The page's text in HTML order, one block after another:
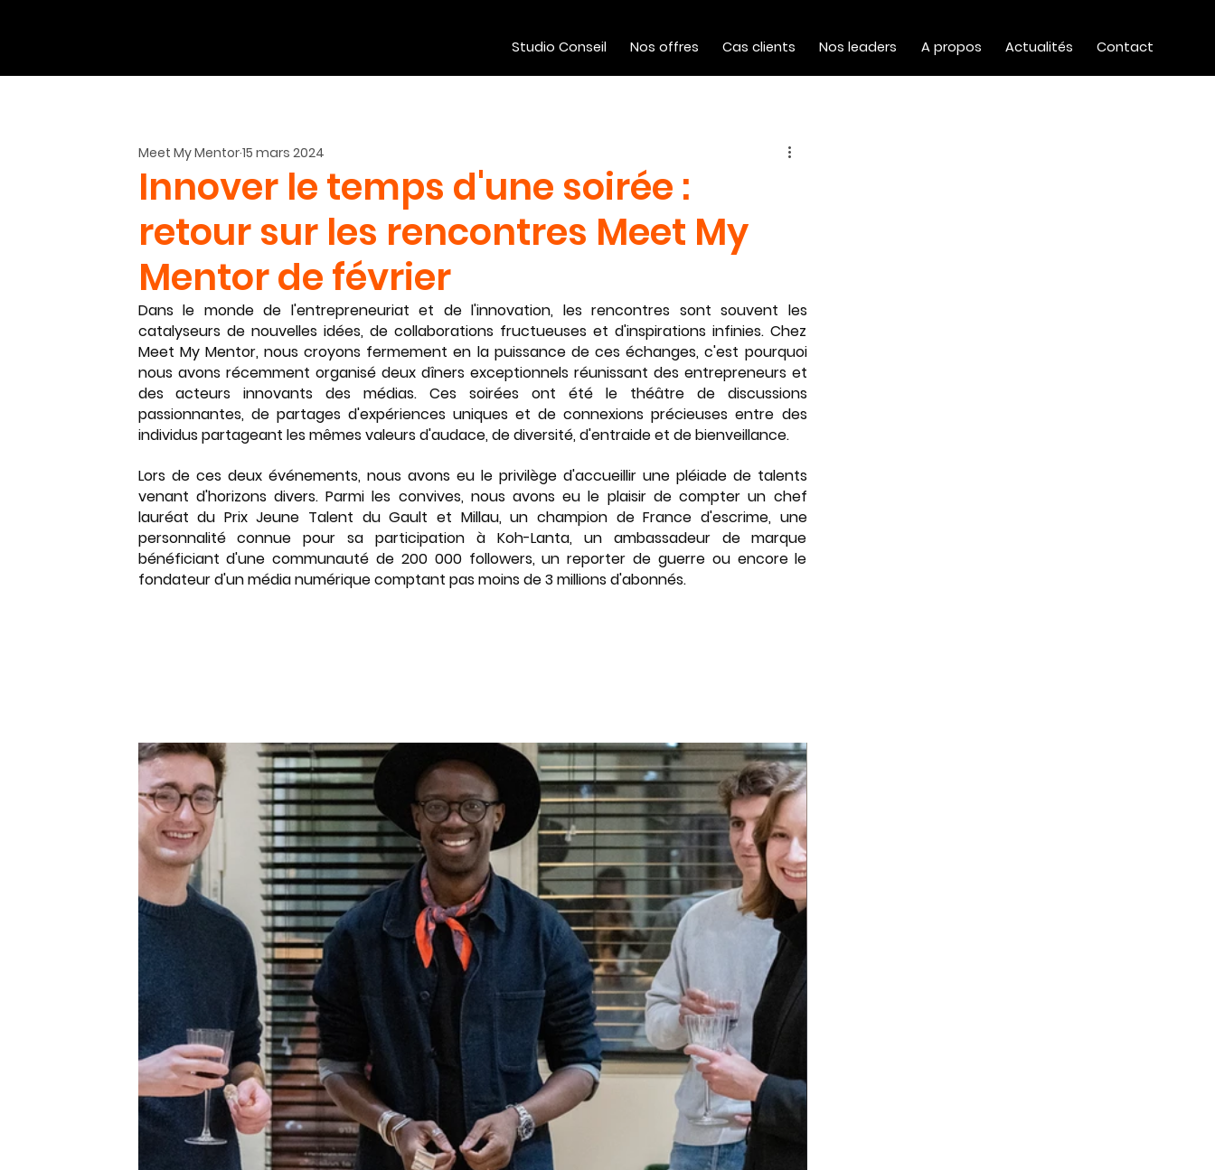
Studio Conseil Nos offres Cas clients Nos leaders A propos Actualités Contact
Innover le temps d'une soirée :
retour sur les rencontres Meet My
Mentor de février
Meet My Mentor15 mars 2024
Dans le monde de l'entrepreneuriat et de l'innovation, les rencontres sont souvent les
catalyseurs de nouvelles idées, de collaborations fructueuses et d'inspirations infinies. Chez
Meet My Mentor, nous croyons fermement en la puissance de ces échanges, c'est pourquoi
nous avons récemment organisé deux dîners exceptionnels réunissant des entrepreneurs et
des acteurs innovants des médias. Ces soirées ont été le théâtre de discussions
passionnantes, de partages d'expériences uniques et de connexions précieuses entre des
individus partageant les mêmes valeurs d'audace, de diversité, d'entraide et de bienveillance.
Lors de ces deux événements, nous avons eu le privilège d'accueillir une pléiade de talents
venant d'horizons divers. Parmi les convives, nous avons eu le plaisir de compter un chef
lauréat du Prix Jeune Talent du Gault et Millau, un champion de France d'escrime, une
personnalité connue pour sa participation à Koh-Lanta, un ambassadeur de marque
bénéficiant d'une communauté de 200 000 followers, un reporter de guerre ou encore le
fondateur d'un média numérique comptant pas moins de 3 millions d'abonnés.